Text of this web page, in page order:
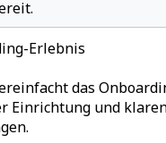
Erlebnis
das
Einrichtung und